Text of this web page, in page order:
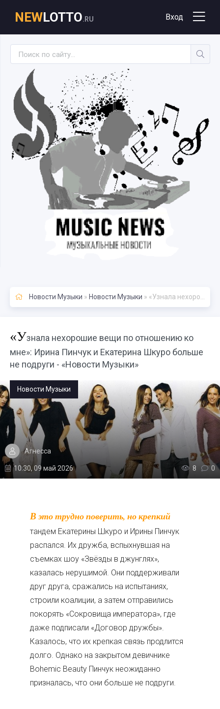
NEWLOTTO.RU Вход
Новости Музыки » Новости Музыки » «Узнала нехорошие вещи по отношению ко мне»: Ирина Пинчук и Екатерина Шкуро больше не подруги - «Новости Музыки»
«Узнала нехорошие вещи по отношению ко
мне»: Ирина Пинчук и Екатерина Шкуро больше
не подруги - «Новости Музыки»
Новости Музыки
Агнесса
10:30, 09 май 2026 8 0
В это трудно поверить, но крепкий
тандем Екатерины Шкуро и Ирины Пинчук
распался. Их дружба, вспыхнувшая на
съемках шоу «Звёзды в джунглях»,
казалась нерушимой. Они поддерживали
друг друга, сражались на испытаниях,
строили коалиции, а затем отправились
покорять «Сокровища императора», где
даже подписали «Договор дружбы».
Казалось, что их крепкая связь продлится
долго. Однако на закрытом девичнике
Bohemic Beauty Пинчук неожиданно
призналась, что они больше не подруги.